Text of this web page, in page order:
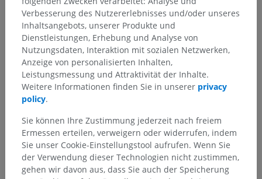
Übersetzungen
Sie haben einen Fehler gefunden?
Sie können gerne eine Berichtigung, Übersetzung oder
inhaltliche Verbesserung vorschlagen.
Ein Problem melden
HOLE SIE SICH DIE APP
Verbesserung des Nutzererlebnisses und/oder unseres
Inhaltsangebots, unserer Produkte und
Dienstleistungen, Erhebung und Analyse von
Nutzungsdaten, Interaktion mit sozialen Netzwerken,
Anzeige von personalisierten Inhalten,
Leistungsmessung und Attraktivität der Inhalte.
Weitere Informationen finden Sie in unserer privacy
policy.
Sie können Ihre Zustimmung jederzeit nach freiem
Ermessen erteilen, verweigern oder widerrufen, indem
Sie unser Cookie-Einstellungstool aufrufen. Wenn Sie
der Verwendung dieser Technologien nicht zustimmen,
gehen wir davon aus, dass Sie auch der Speicherung